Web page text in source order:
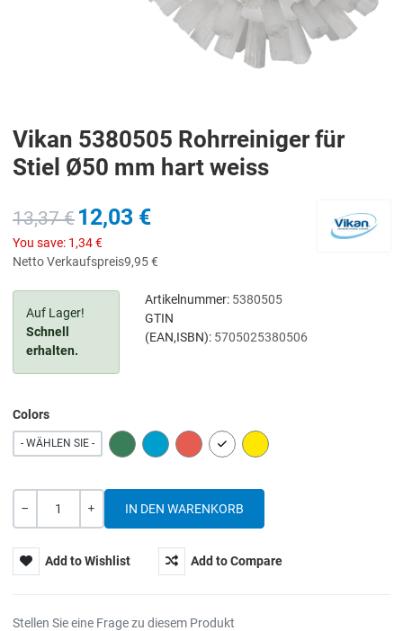
Vikan 5380505 Rohrreiniger für
Stiel Ø50 mm hart weiss
13,37 € 12,03 €
You save: 1,34 €
Netto Verkaufspreis9,95 €
Auf Lager!
Schnell
erhalten.
Artikelnummer: 5380505
GTIN
(EAN,ISBN): 5705025380506
Colors
- WÄHLEN SIE - GREEN BLUE RED WHITE YELLOW
Add to Wishlist Add to Compare
Stellen Sie eine Frage zu diesem Produkt